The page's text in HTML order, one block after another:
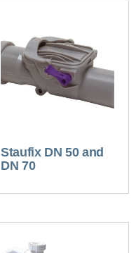
Staufix DN 50 and
DN 70